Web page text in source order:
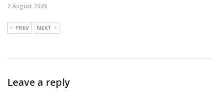
2 August 2026
PREV NEXT
Leave a reply